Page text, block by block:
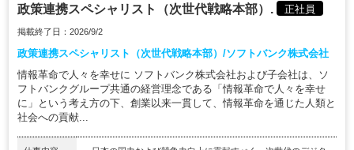
政策連携スペシャリスト（次世代戦略本部）. 正社員
掲載終了日：2026/9/2
政策連携スペシャリスト（次世代戦略本部）/ソフトバンク株式会社
情報革命で人々を幸せに ソフトバンク株式会社および子会社は、ソ
フトバンクグループ共通の経営理念である「情報革命で人々を幸せ
に」という考え方の下、創業以来一貫して、情報革命を通じた人類と
社会への貢献...